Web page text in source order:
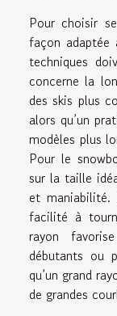
Pour choisir
façon adaptée
techniques
concerne la
des skis plus
alors qu’un
modèles plus
Pour le
sur la taille
et
facilité à
rayon
débutants ou
qu’un grand
de grandes